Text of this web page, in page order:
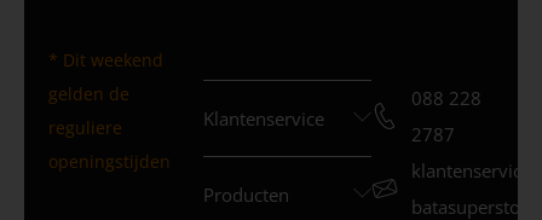
* Dit weekend
gelden de
reguliere
openingstijden
Klantenservice
Producten
088 228
2787